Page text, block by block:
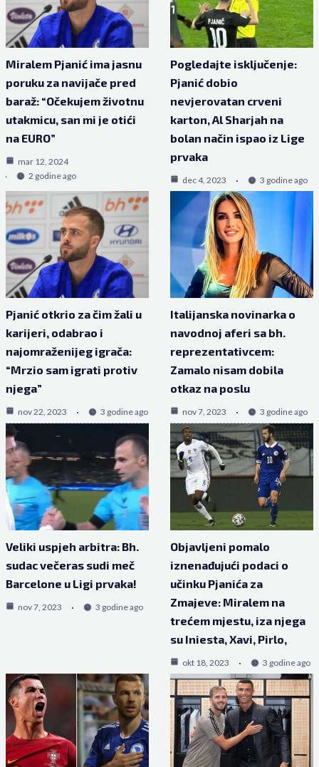
Miralem Pjanić ima jasnu
poruku za navijače pred
baraž: “Očekujem životnu
utakmicu, san mi je otići
na EURO”
mar 12, 2024
2 godine ago
Pogledajte isključenje:
Pjanić dobio
nevjerovatan crveni
karton, Al Sharjah na
bolan način ispao iz Lige
prvaka
dec 4, 2023 3 godine ago
Pjanić otkrio za čim žali u
karijeri, odabrao i
najomraženijeg igrača:
“Mrzio sam igrati protiv
njega”
nov 22, 2023 3 godine ago
Italijanska novinarka o
navodnoj aferi sa bh.
reprezentativcem:
Zamalo nisam dobila
otkaz na poslu
nov 7, 2023 3 godine ago
Veliki uspjeh arbitra: Bh.
sudac večeras sudi meč
Barcelone u Ligi prvaka!
nov 7, 2023 3 godine ago
Objavljeni pomalo
iznenađujući podaci o
učinku Pjanića za
Zmajeve: Miralem na
trećem mjestu, iza njega
su Iniesta, Xavi, Pirlo,
okt 18, 2023 3 godine ago